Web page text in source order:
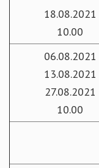
18.08.2021
10.00
06.08.2021
13.08.2021
27.08.2021
10.00